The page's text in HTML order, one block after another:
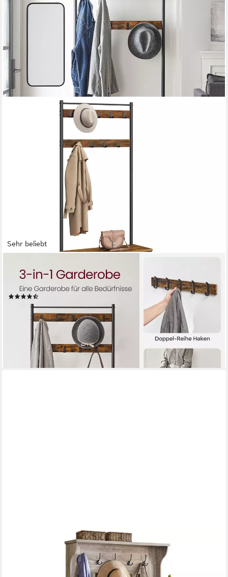
Sehr beliebt
Garderobenständer Garderobe, Kleiderständer, mit Schuhbank,
3-in-1 Design, Stahl
ab 35,99 € UVP69,84 €
nur bis Dienstag
lieferbar - in 4-5 Werktagen bei dir